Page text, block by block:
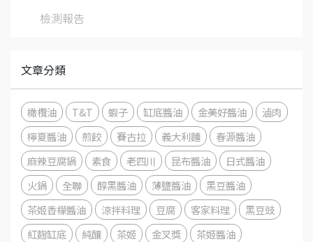
檢測報告
文章分類
橄欖油 T&T 蝦子 缸底醬油 金美好醬油
滷肉
檸夏醬油
煎餃 賽古拉 義大利麵
春源醬油
麻辣豆腐鍋
素食 老四川 昆布醬油
日式醬油
火鍋
全聯 醇黑醬油 薄鹽醬油
黑豆醬油
茶姬香檬醬油
涼拌料理 豆腐 客家料理
黑豆豉
紅麴缸底
純釀 茶姬 金叉獎
茶姬醬油